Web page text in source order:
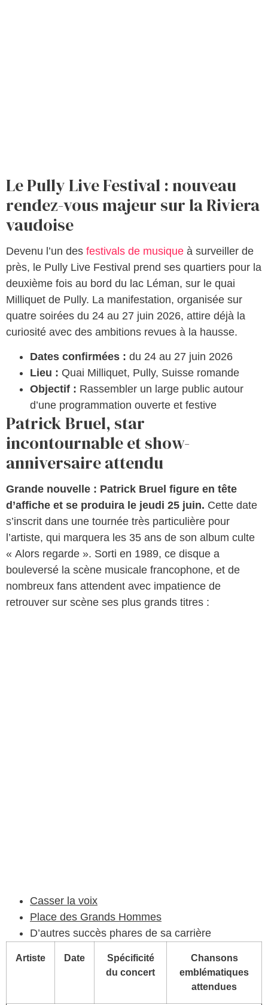
Le Pully Live Festival : nouveau
rendez-vous majeur sur la Riviera
vaudoise
Devenu l’un des festivals de musique à surveiller de
près, le Pully Live Festival prend ses quartiers pour la
deuxième fois au bord du lac Léman, sur le quai
Milliquet de Pully. La manifestation, organisée sur
quatre soirées du 24 au 27 juin 2026, attire déjà la
curiosité avec des ambitions revues à la hausse.
Dates confirmées : du 24 au 27 juin 2026
Lieu : Quai Milliquet, Pully, Suisse romande
Objectif : Rassembler un large public autour
d’une programmation ouverte et festive
Patrick Bruel, star
incontournable et show-
anniversaire attendu
Grande nouvelle : Patrick Bruel figure en tête
d’affiche et se produira le jeudi 25 juin. Cette date
s’inscrit dans une tournée très particulière pour
l’artiste, qui marquera les 35 ans de son album culte
« Alors regarde ». Sorti en 1989, ce disque a
bouleversé la scène musicale francophone, et de
nombreux fans attendent avec impatience de
retrouver sur scène ses plus grands titres :
Casser la voix
Place des Grands Hommes
D’autres succès phares de sa carrière
Artiste Date
Spécificité
du concert
Chansons
emblématiques
attendues